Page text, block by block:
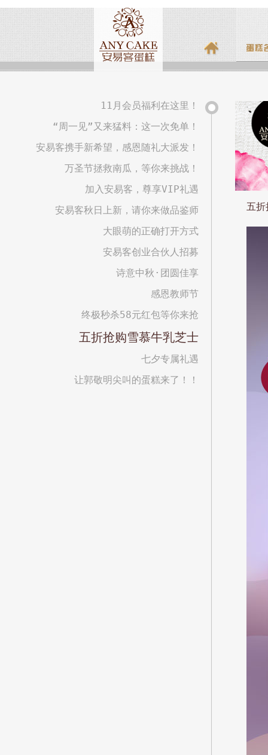
11月会员福利在这里！
“周一见”又来猛料：这一次免单！
安易客携手新希望，感恩随礼大派发！
万圣节拯救南瓜，等你来挑战！
加入安易客，尊享VIP礼遇
安易客秋日上新，请你来做品鉴师
大眼萌的正确打开方式
安易客创业合伙人招募
诗意中秋·团圆佳享
感恩教师节
终极秒杀58元红包等你来抢
五折抢购雪慕牛乳芝士
七夕专属礼遇
让郭敬明尖叫的蛋糕来了！！
五折